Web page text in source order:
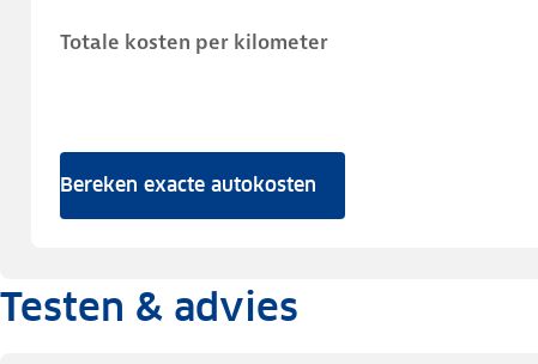
Totale kosten per kilometer
Bereken exacte autokosten
Testen & advies